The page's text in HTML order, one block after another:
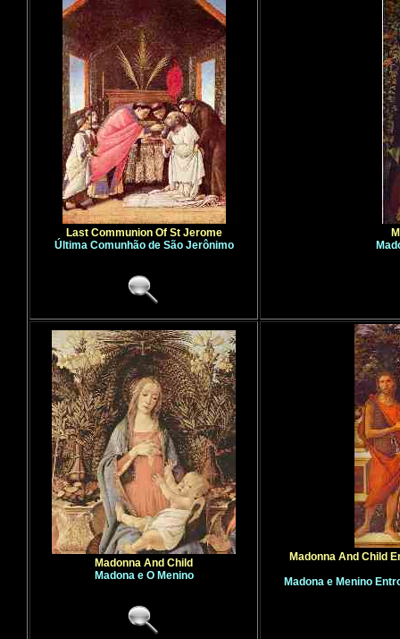
Last Communion Of St Jerome
Última Comunhão de São Jerônimo
Madonna And Child
Madona e O Menino
Madonna And Child
Madona e Menino